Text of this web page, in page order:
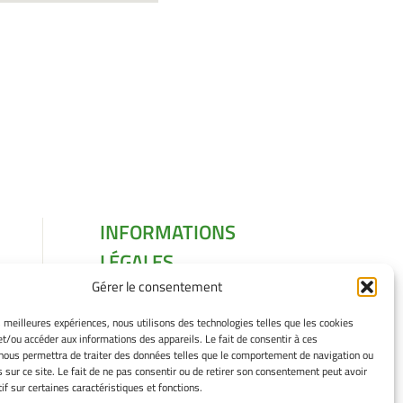
Gérer le consentement
expériences, nous utilisons des technologies telles que les cookies
ou accéder aux informations des appareils. Le fait de consentir à ces
permettra de traiter des données telles que le comportement de navigation ou
sur ce site. Le fait de ne pas consentir ou de retirer son consentement peut avoir
sur certaines caractéristiques et fonctions.
INFORMATIONS
LÉGALES
Mentions légales
Politique de cookies
Déclaration de
confidentialité
Avertissement